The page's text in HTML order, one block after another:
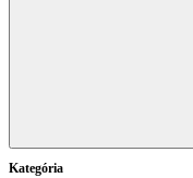
Kategória